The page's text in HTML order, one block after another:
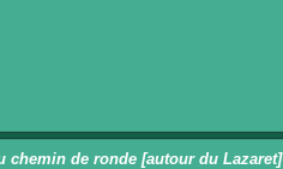
chemin de ronde [autour du Lazaret]